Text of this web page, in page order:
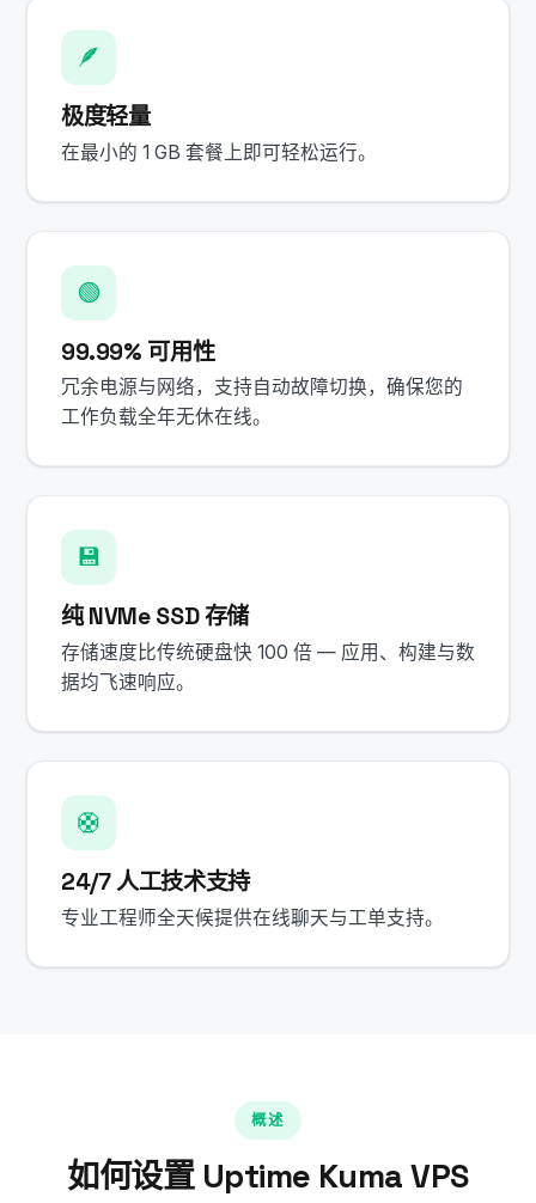
🪶
极度轻量
在最小的 1 GB 套餐上即可轻松运行。
🟢
99.99% 可用性
冗余电源与网络，支持自动故障切换，确保您的
工作负载全年无休在线。
💾
纯 NVMe SSD 存储
存储速度比传统硬盘快 100 倍 — 应用、构建与数
据均飞速响应。
🛟
24/7 人工技术支持
专业工程师全天候提供在线聊天与工单支持。
概述
如何设置 Uptime Kuma VPS